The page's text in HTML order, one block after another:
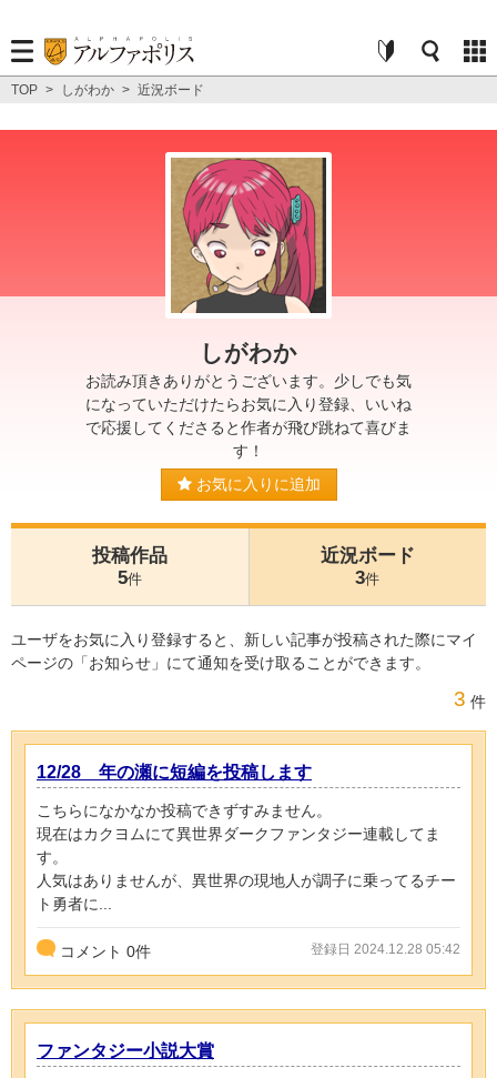
TOP > しがわか > 近況ボード
しがわか
お読み頂きありがとうございます。少しでも気
になっていただけたらお気に入り登録、いいね
で応援してくださると作者が飛び跳ねて喜びま
す！
お気に入りに追加
投稿作品
5件
近況ボード
3件
ユーザをお気に入り登録すると、新しい記事が投稿された際にマイ
ページの「お知らせ」にて通知を受け取ることができます。
3 件
12/28 年の瀬に短編を投稿します
こちらになかなか投稿できずすみません。
現在はカクヨムにて異世界ダークファンタジー連載してま
す。
人気はありませんが、異世界の現地人が調子に乗ってるチー
ト勇者に...
コメント 0件 登録日 2024.12.28 05:42
ファンタジー小説大賞